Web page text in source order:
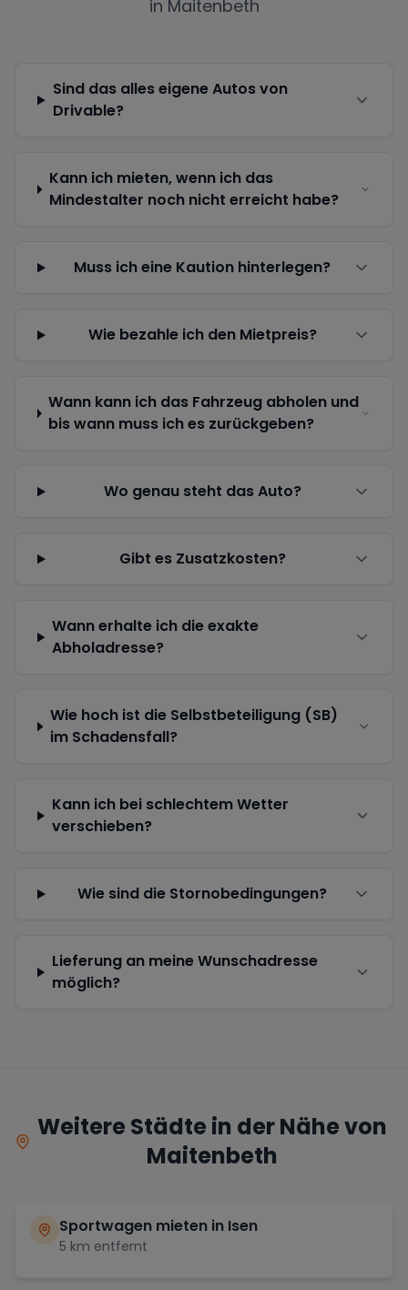
in Maitenbeth
Sind das alles eigene Autos von
Drivable?
Kann ich mieten, wenn ich das
Mindestalter noch nicht erreicht habe?
Muss ich eine Kaution hinterlegen?
Wie bezahle ich den Mietpreis?
Wann kann ich das Fahrzeug abholen und
bis wann muss ich es zurückgeben?
Wo genau steht das Auto?
Gibt es Zusatzkosten?
Wann erhalte ich die exakte
Abholadresse?
Wie hoch ist die Selbstbeteiligung (SB)
im Schadensfall?
Kann ich bei schlechtem Wetter
verschieben?
Wie sind die Stornobedingungen?
Lieferung an meine Wunschadresse
möglich?
Weitere Städte in der Nähe von
Maitenbeth
Sportwagen mieten in Isen
5 km entfernt